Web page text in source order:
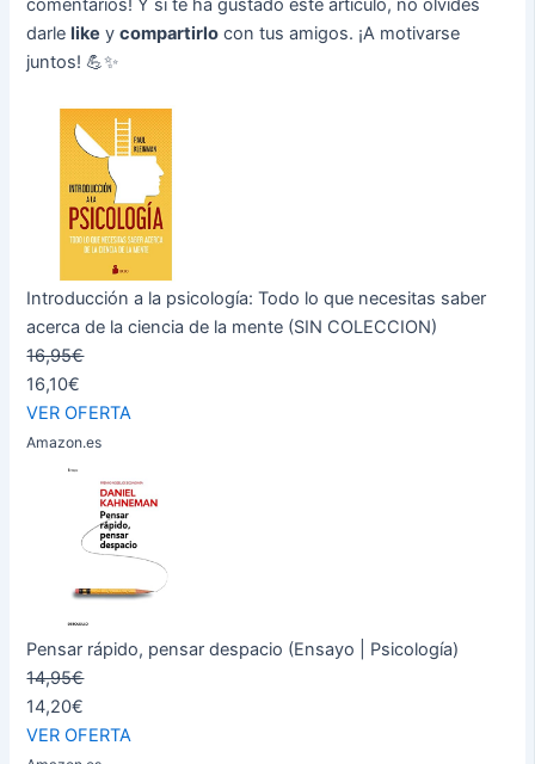
comentarios! Y si te ha gustado este artículo, no olvides
darle like ycompartirlo con tus amigos. ¡A motivarse
juntos! 💪✨
Introducción a la psicología: Todo lo que necesitas saber
acerca de la ciencia de la mente (SIN COLECCION)
16,95€
16,10€
VER OFERTA
Amazon.es
Pensar rápido, pensar despacio (Ensayo | Psicología)
14,95€
14,20€
VER OFERTA